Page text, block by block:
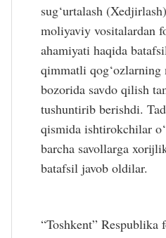
sug‘urtalash
moliyaviy vositalardan
ahamiyati haqida
qimmatli
bozorida savdo qilish
tushuntirib berishdi.
qismida ishtirokchilar
barcha savollarga
batafsil javob oldilar.
“Toshkent”